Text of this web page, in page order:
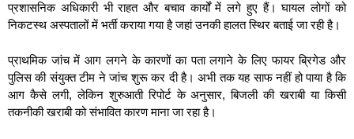
प्रशासनिक अधिकारी भी राहत और बचाव कार्यों में लगे हुए हैं। घायल लोगों को
निकटस्थ अस्पतालों में भर्ती कराया गया है जहां उनकी हालत स्थिर बताई जा रही है।
प्राथमिक जांच में आग लगने के कारणों का पता लगाने के लिए फायर ब्रिगेड और
पुलिस की संयुक्त टीम ने जांच शुरू कर दी है। अभी तक यह साफ नहीं हो पाया है कि
आग कैसे लगी, लेकिन शुरुआती रिपोर्ट के अनुसार, बिजली की खराबी या किसी
तकनीकी खराबी को संभावित कारण माना जा रहा है।